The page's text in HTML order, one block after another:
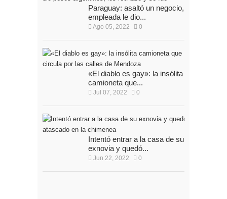
Paraguay: asaltó un negocio, la
empleada le dio...
Ago 05, 2022 0
«El diablo es gay»: la insólita
camioneta que...
Jul 07, 2022 0
Intentó entrar a la casa de su
exnovia y quedó...
Jun 22, 2022 0